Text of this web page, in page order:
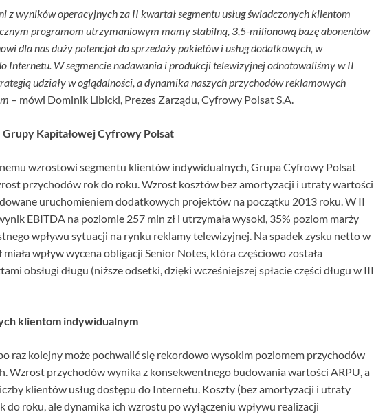
z wyników operacyjnych za II kwartał segmentu usług świadczonych klientom
programom utrzymaniowym mamy stabilną, 3,5-milionową bazę abonentów
dla nas duży potencjał do sprzedaży pakietów i usług dodatkowych, w
Internetu. W segmencie nadawania i produkcji telewizyjnej odnotowaliśmy w II
udziały w oglądalności, a dynamika naszych przychodów reklamowych
– mówi Dominik Libicki, Prezes Zarządu, Cyfrowy Polsat S.A.
Kapitałowej Cyfrowy Polsat
wzrostowi segmentu klientów indywidualnych, Grupa Cyfrowy Polsat
przychodów rok do roku. Wzrost kosztów bez amortyzacji i utraty wartości
uruchomieniem dodatkowych projektów na początku 2013 roku. W II
EBITDA na poziomie 257 mln zł i utrzymała wysoki, 35% poziom marży
wpływu sytuacji na rynku reklamy telewizyjnej. Na spadek zysku netto w
wpływ wycena obligacji Senior Notes, która częściowo została
obsługi długu (niższe odsetki, dzięki wcześniejszej spłacie części długu w III
klientom indywidualnym
raz kolejny może pochwalić się rekordowo wysokim poziomem przychodów
Wzrost przychodów wynika z konsekwentnego budowania wartości ARPU, a
klientów usług dostępu do Internetu. Koszty (bez amortyzacji i utraty
do roku, ale dynamika ich wzrostu po wyłączeniu wpływu realizacji